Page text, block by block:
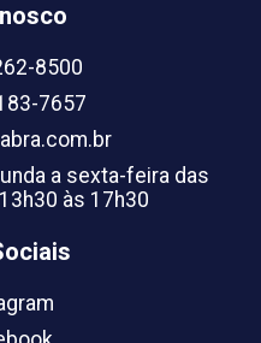
8500
7657
a sexta-feira das
às 17h30